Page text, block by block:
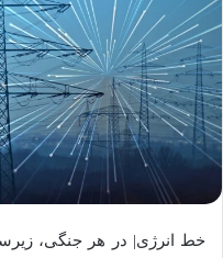
خط انرژی| در هر جنگی،